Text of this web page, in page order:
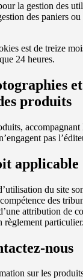
la gestion des
des paniers
est de treize
24 heures.
et
produits
pas
applicable
du site
des
attribution de
règlement particulier.
nous
sur les